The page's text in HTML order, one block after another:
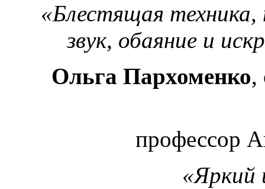
«Блестящая техника,
звук, обаяние и
Ольга Пархоменко,
профессор
«Яркий